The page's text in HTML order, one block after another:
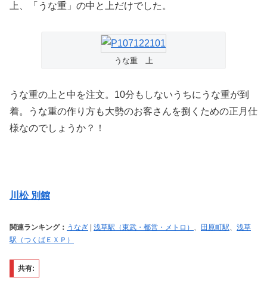
上、「うな重」の中と上だけでした。
うな重 上
うな重の上と中を注文。10分もしないうちにうな重が到
着。うな重の作り方も大勢のお客さんを捌くための正月仕
様なのでしょうか？！
川松 別館
関連ランキング： うなぎ 浅草駅（東武・都営・メトロ） 、 田原町駅、 浅草
駅（つくばＥＸＰ）
共有: